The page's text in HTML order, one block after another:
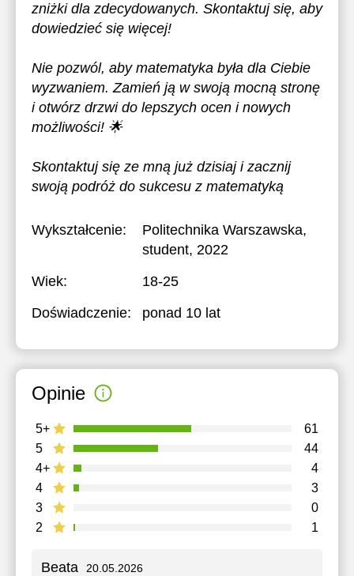
zniżki dla zdecydowanych. Skontaktuj się, aby
dowiedzieć się więcej!
Nie pozwól, aby matematyka była dla Ciebie
wyzwaniem. Zamień ją w swoją mocną stronę
i otwórz drzwi do lepszych ocen i nowych
możliwości! 🌟
Skontaktuj się ze mną już dzisiaj i zacznij
swoją podróż do sukcesu z matematyką
Wykształcenie: Politechnika Warszawska,
student, 2022
Wiek:
18-25
Doświadczenie:
ponad 10 lat
Opinie
2 1
3 0
4 3
4+ 4
5 44
5+ 61
Beata 20.05.2026